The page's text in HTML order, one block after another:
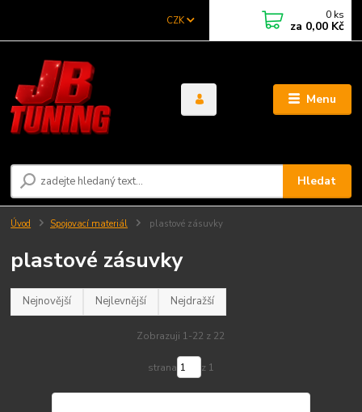
Menu
CZK
Hledat
0 ks
za 0,00 Kč
Úvod Spojovací materiál plastové zásuvky
plastové zásuvky
Nejnovější Nejlevnější Nejdražší
Zobrazuji 1-22 z 22
strana z 1